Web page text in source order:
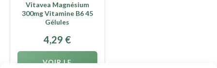
Vitavea Magnésium
300mg Vitamine B6 45
Gélules
4,29 €
VOIR LE